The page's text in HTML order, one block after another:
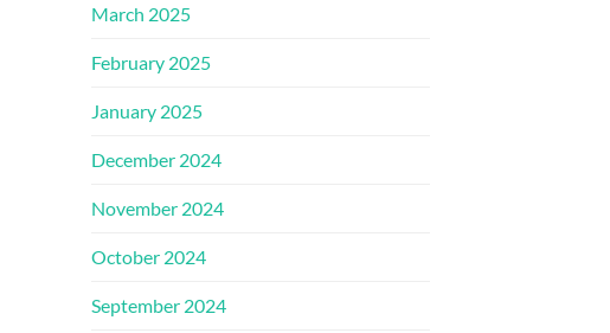
March 2025
February 2025
January 2025
December 2024
November 2024
October 2024
September 2024